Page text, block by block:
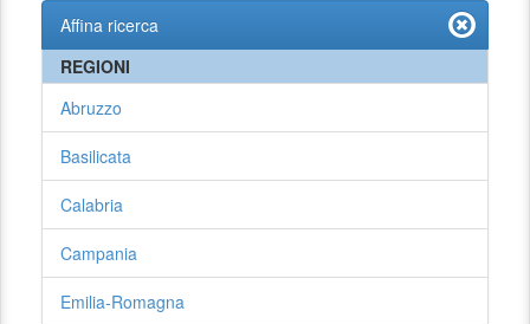
Affina ricerca
REGIONI
Abruzzo
Basilicata
Calabria
Campania
Emilia-Romagna